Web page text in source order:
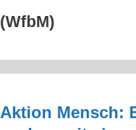
Mensch: